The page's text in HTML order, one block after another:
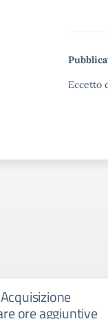
Eccetto
ore aggiuntive